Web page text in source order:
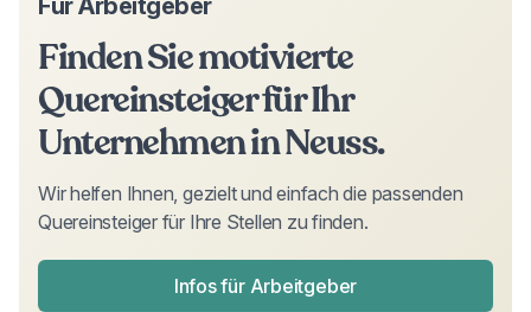
Für Arbeitgeber
Finden Sie motivierte
Quereinsteigerfür Ihr
Unternehmen in Neuss.
Wir helfen Ihnen, gezielt und einfach die passenden
Quereinsteiger für Ihre Stellen zu finden.
Infos für Arbeitgeber